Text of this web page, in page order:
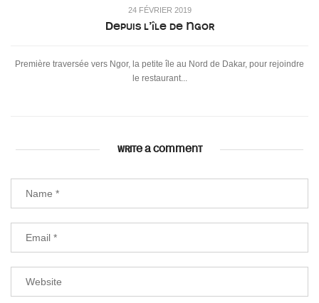
24 FÉVRIER 2019
Depuis l’île de Ngor
Première traversée vers Ngor, la petite île au Nord de Dakar, pour rejoindre
le restaurant...
WRITE A COMMENT